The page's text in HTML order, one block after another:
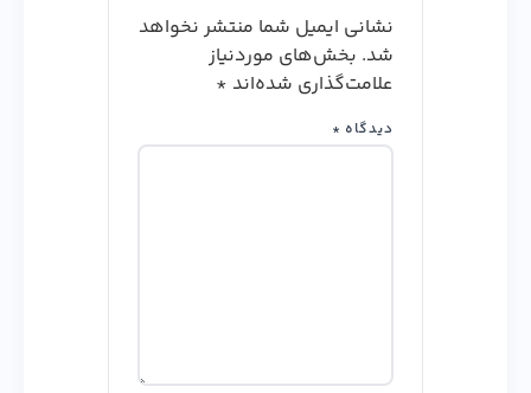
نشانی ایمیل شما منتشر نخواهد
شد. بخش‌های موردنیاز
علامت‌گذاری شده‌اند *
دیدگاه *